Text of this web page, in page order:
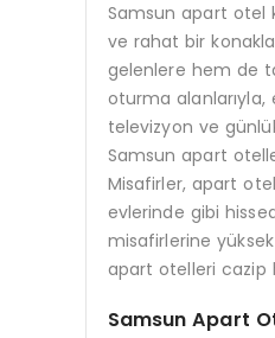
Samsun apart otel
ve rahat bir
gelenlere hem de
oturma
televizyon ve
Samsun apart
Misafirler, apart
evlerinde gibi
misafirlerine
apart otelleri cazip
Samsun Apart